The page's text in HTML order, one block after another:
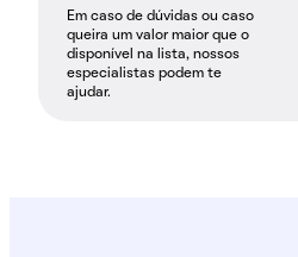
Em caso de dúvidas ou caso
queira um valor maior que o
disponível na lista, nossos
especialistas podem te
ajudar.